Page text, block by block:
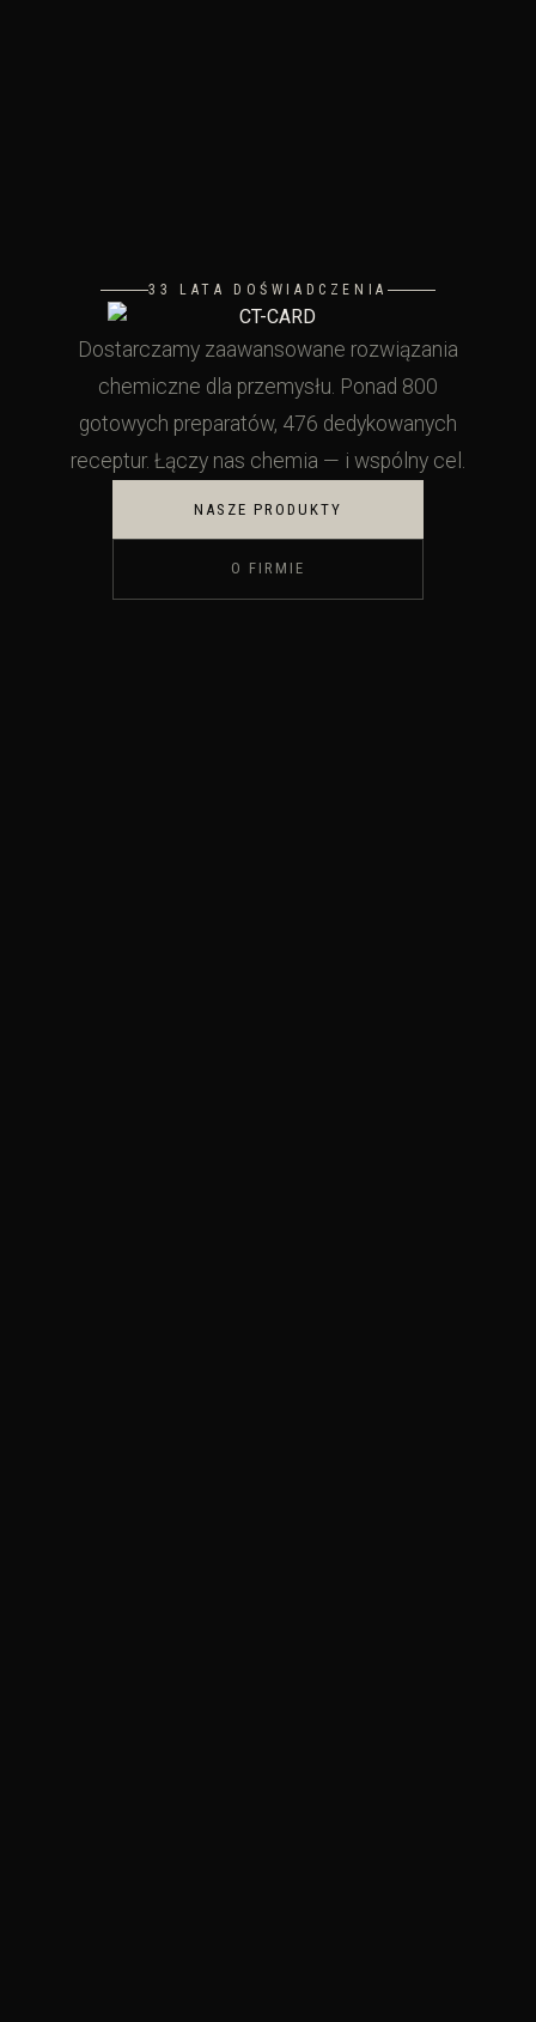
33 LATA DOŚWIADCZENIA
Dostarczamy zaawansowane rozwiązania
chemiczne dla przemysłu. Ponad 800
gotowych preparatów, 476 dedykowanych
receptur. Łączy nas chemia — i wspólny cel.
NASZE PRODUKTY
O FIRMIE